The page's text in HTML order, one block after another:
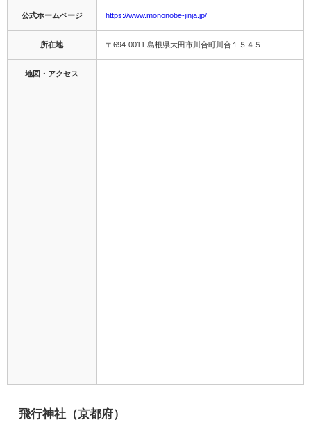
公式ホームページ https://www.mononobe-jinja.jp/
所在地 〒694-0011 島根県大田市川合町川合１５４５
地図・アクセス
飛行神社（京都府）